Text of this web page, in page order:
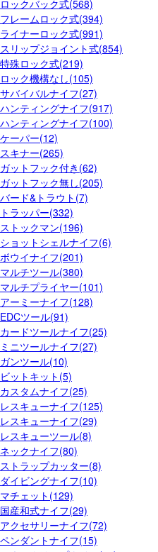
ロックバック式(568)
フレームロック式(394)
ライナーロック式(991)
スリップジョイント式(854)
特殊ロック式(219)
ロック機構なし(105)
サバイバルナイフ(27)
ハンティングナイフ(917)
ハンティングナイフ(100)
ケーパー(12)
スキナー(265)
ガットフック付き(62)
ガットフック無し(205)
バード&トラウト(7)
トラッパー(332)
ストックマン(196)
ショットシェルナイフ(6)
ボウイナイフ(201)
マルチツール(380)
マルチプライヤー(101)
アーミーナイフ(128)
EDCツール(91)
カードツールナイフ(25)
ミニツールナイフ(27)
ガンツール(10)
ビットキット(5)
カスタムナイフ(25)
レスキューナイフ(125)
レスキューナイフ(29)
レスキューツール(8)
ネックナイフ(80)
ストラップカッター(8)
ダイビングナイフ(10)
マチェット(129)
国産和式ナイフ(29)
アクセサリーナイフ(72)
ペンダントナイフ(15)